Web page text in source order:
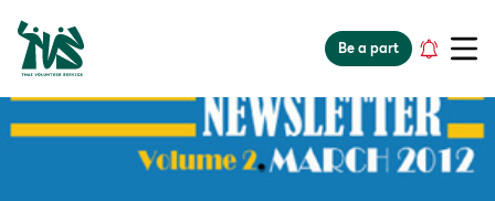
gv-5iuoxpem74qfjw.dv.googlehosted.com
Be a part